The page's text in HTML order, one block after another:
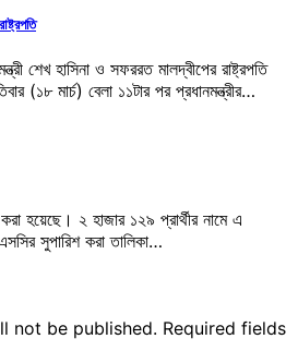
শেখ হাসিনা ও সফররত মালদ্বীপের রাষ্ট্রপতি
(১৮ মার্চ) বেলা ১১টার পর প্রধানমন্ত্রীর…
হয়েছে। ২ হাজার ১২৯ প্রার্থীর নামে এ
সুপারিশ করা তালিকা…
not be published. Required fields